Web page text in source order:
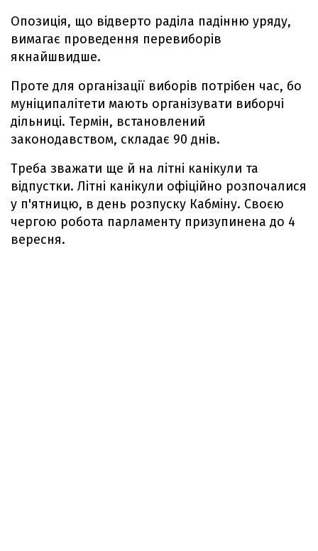
Опозиція, що відверто раділа падінню уряду,
вимагає проведення перевиборів
якнайшвидше.
Проте для організації виборів потрібен час, бо
муніципалітети мають організувати виборчі
дільниці. Термін, встановлений
законодавством, складає 90 днів.
Треба зважати ще й на літні канікули та
відпустки. Літні канікули офіційно розпочалися
у п'ятницю, в день розпуску Кабміну. Своєю
чергою робота парламенту призупинена до 4
вересня.